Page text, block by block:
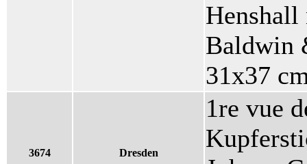
Henshall
Baldwin
31x37
3674 Dresden
1re vue